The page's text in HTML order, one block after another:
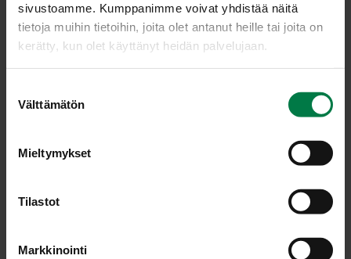
sivustoamme. Kumppanimme voivat yhdistää näitä
tietoja muihin tietoihin, joita olet antanut heille tai joita on
kerätty, kun olet käyttänyt heidän palvelujaan.
Välttämätön
Mieltymykset
Tilastot
Markkinointi
Kurk­ku­kas­vus­to Kurk­ku­kas­vus­to2
Kur­kun pak­kaa­mi­nen2